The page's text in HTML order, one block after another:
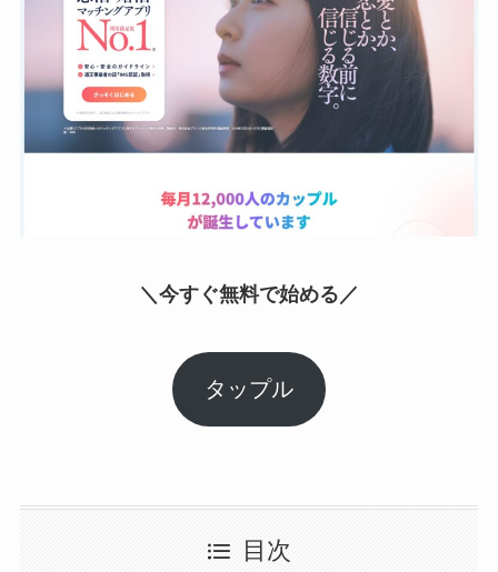
＼今すぐ無料で始める／
タップル
目次